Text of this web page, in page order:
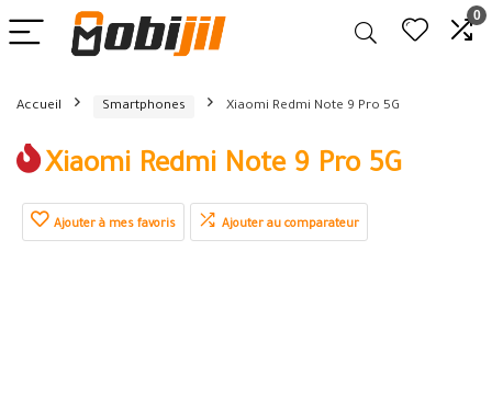
0
Accueil Smartphones Xiaomi Redmi Note 9 Pro 5G
Xiaomi Redmi Note 9 Pro 5G
Ajouter à mes favoris Ajouter au comparateur